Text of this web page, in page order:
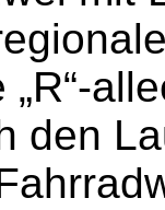
den